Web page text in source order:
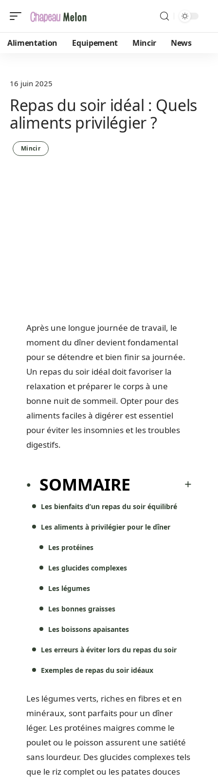
Alimentation Equipement Mincir News
16 juin 2025
Repas du soir idéal : Quels
aliments privilégier ?
Mincir
Après une longue journée de travail, le
moment du dîner devient fondamental
pour se détendre et bien finir sa journée.
Un repas du soir idéal doit favoriser la
relaxation et préparer le corps à une
bonne nuit de sommeil. Opter pour des
aliments faciles à digérer est essentiel
pour éviter les insomnies et les troubles
digestifs.
SOMMAIRE
Les bienfaits d’un repas du soir équilibré
Les aliments à privilégier pour le dîner
Les protéines
Les glucides complexes
Les légumes
Les bonnes graisses
Les boissons apaisantes
Les erreurs à éviter lors du repas du soir
Exemples de repas du soir idéaux
Les légumes verts, riches en fibres et en
minéraux, sont parfaits pour un dîner
léger. Les protéines maigres comme le
poulet ou le poisson assurent une satiété
sans lourdeur. Des glucides complexes tels
que le riz complet ou les patates douces